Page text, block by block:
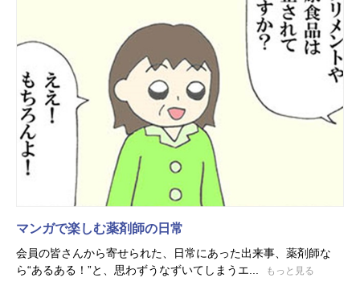
マンガで楽しむ薬剤師の日常
会員の皆さんから寄せられた、日常にあった出来事、薬剤師な
ら“あるある！”と、思わずうなずいてしまうエ...
もっと見る